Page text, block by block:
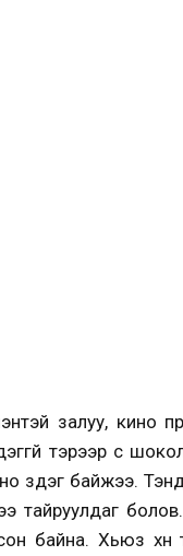
залуу, кино
тэрээр сүү
үздэг байжээ.
тайруулдаг
байна. Хьюз хүн